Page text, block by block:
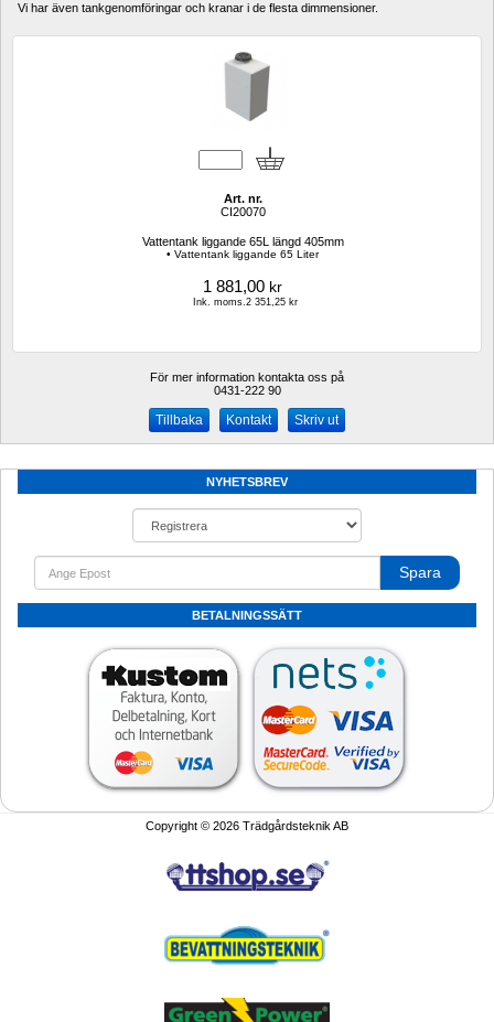
Vi har även tankgenomföringar och kranar i de flesta dimmensioner.
Art. nr.
CI20070
Vattentank liggande 65L längd 405mm
• Vattentank liggande 65 Liter
1 881,00 kr
Ink. moms.2 351,25 kr
För mer information kontakta oss på
0431-222 90
Kontakt Skriv ut
NYHETSBREV
Spara
BETALNINGSSÄTT
Copyright © 2026 Trädgårdsteknik AB